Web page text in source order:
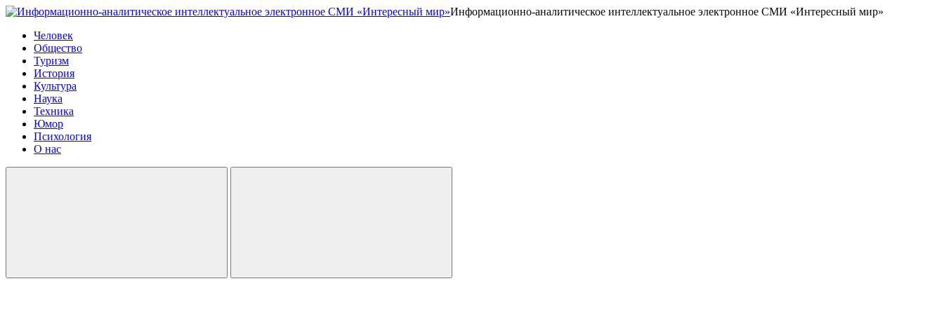
Информационно-аналитическое интеллектуальное электронное СМИ «Интересный мир»
Человек
Общество
Туризм
История
Культура
Наука
Техника
Юмор
Психология
О нас